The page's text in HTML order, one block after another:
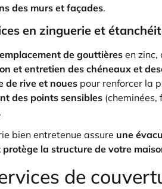
des murs et façades.
en zinguerie et
de gouttières en zinc,
et entretien des chéneaux et
de rive et noues pour renforcer la
des points sensibles
bien entretenue assure une
protège la structure de votre
de